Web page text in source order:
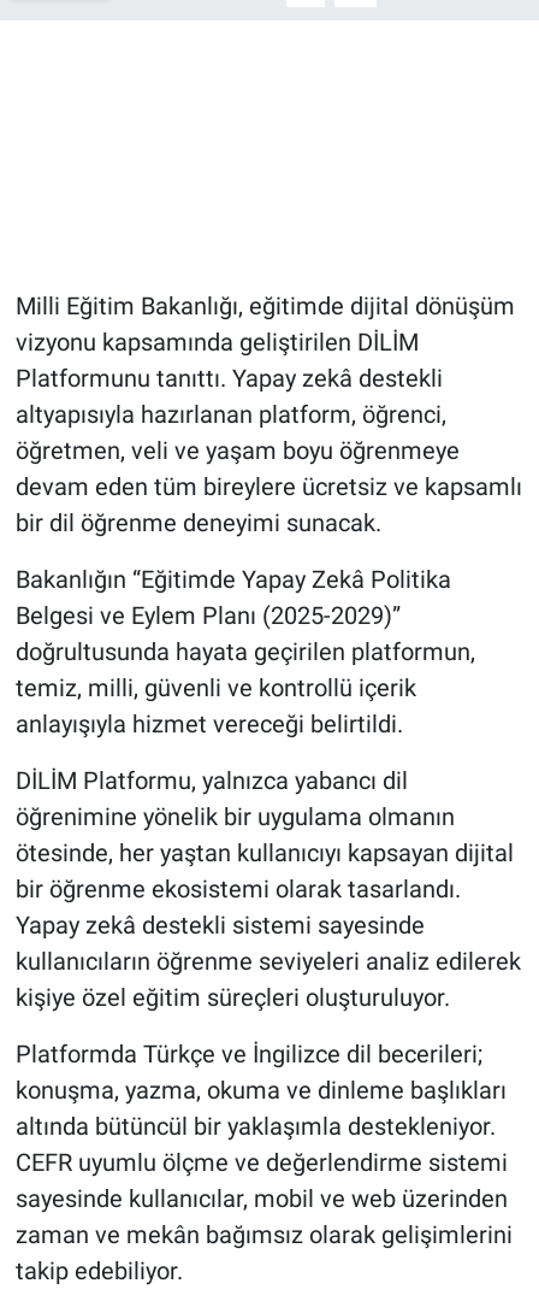
Milli Eğitim Bakanlığı, eğitimde dijital dönüşüm
vizyonu kapsamında geliştirilen DİLİM
Platformunu tanıttı. Yapay zekâ destekli
altyapısıyla hazırlanan platform, öğrenci,
öğretmen, veli ve yaşam boyu öğrenmeye
devam eden tüm bireylere ücretsiz ve kapsamlı
bir dil öğrenme deneyimi sunacak.
Bakanlığın “Eğitimde Yapay Zekâ Politika
Belgesi ve Eylem Planı (2025-2029)”
doğrultusunda hayata geçirilen platformun,
temiz, milli, güvenli ve kontrollü içerik
anlayışıyla hizmet vereceği belirtildi.
DİLİM Platformu, yalnızca yabancı dil
öğrenimine yönelik bir uygulama olmanın
ötesinde, her yaştan kullanıcıyı kapsayan dijital
bir öğrenme ekosistemi olarak tasarlandı.
Yapay zekâ destekli sistemi sayesinde
kullanıcıların öğrenme seviyeleri analiz edilerek
kişiye özel eğitim süreçleri oluşturuluyor.
Platformda Türkçe ve İngilizce dil becerileri;
konuşma, yazma, okuma ve dinleme başlıkları
altında bütüncül bir yaklaşımla destekleniyor.
CEFR uyumlu ölçme ve değerlendirme sistemi
sayesinde kullanıcılar, mobil ve web üzerinden
zaman ve mekân bağımsız olarak gelişimlerini
takip edebiliyor.